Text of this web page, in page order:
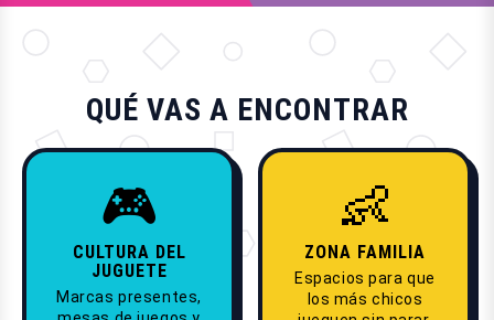
QUÉ VAS A ENCONTRAR
🎮
CULTURA DEL
JUGUETE
Marcas presentes,
👶
ZONA FAMILIA
Espacios para que
los más chicos